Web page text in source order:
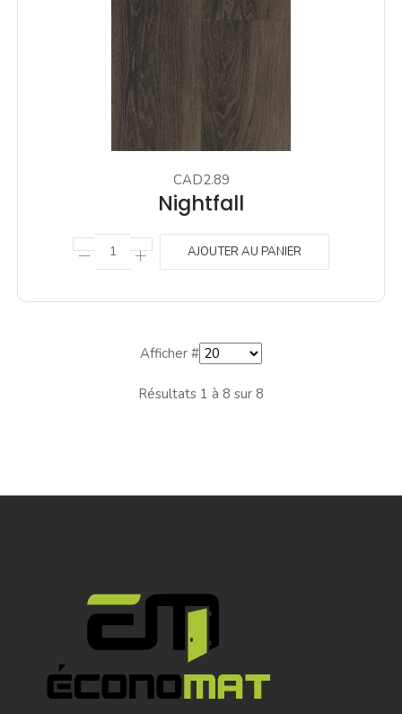
CAD2.89
Nightfall
AJOUTER AU PANIER
Afficher #
Résultats 1 à 8 sur 8